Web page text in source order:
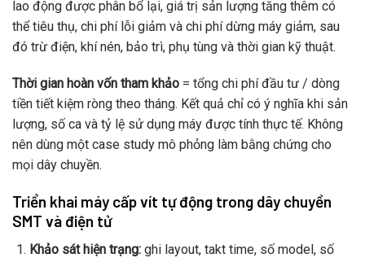
lao động được phân bổ lại, giá trị sản lượng tăng thêm có
thể tiêu thụ, chi phí lỗi giảm và chi phí dừng máy giảm, sau
đó trừ điện, khí nén, bảo trì, phụ tùng và thời gian kỹ thuật.
Thời gian hoàn vốn tham khảo = tổng chi phí đầu tư / dòng
tiền tiết kiệm ròng theo tháng. Kết quả chỉ có ý nghĩa khi sản
lượng, số ca và tỷ lệ sử dụng máy được tính thực tế. Không
nên dùng một case study mô phỏng làm bằng chứng cho
mọi dây chuyền.
Triển khai máy cấp vít tự động trong dây chuyền
SMT và điện tử
Khảo sát hiện trạng:ghi layout, takt time, số model, số